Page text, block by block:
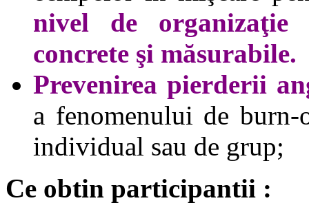
nivel de organizaţie
concrete şi măsurabile.
Prevenirea pierderii
a fenomenului de
individual sau de grup;
Ce obtin participantii :